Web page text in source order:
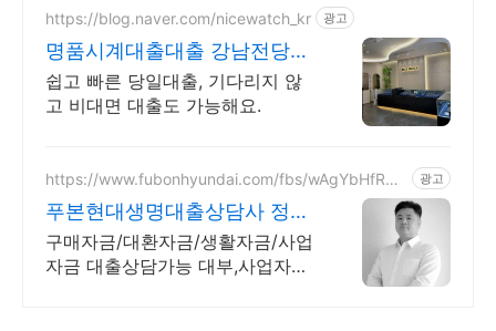
https://blog.naver.com/nicewatch_kr 광고
명품시계대출대출 강남전당포
나이스전당포
쉽고 빠른 당일대출, 기다리지 않
고 비대면 대출도 가능해요.
https://www.fubonhyundai.com/fbs/wAgYbHfRW
광고
푸본현대생명대출상담사 정종
욱
구매자금/대환자금/생활자금/사업
자금 대출상담가능 대부,사업자대